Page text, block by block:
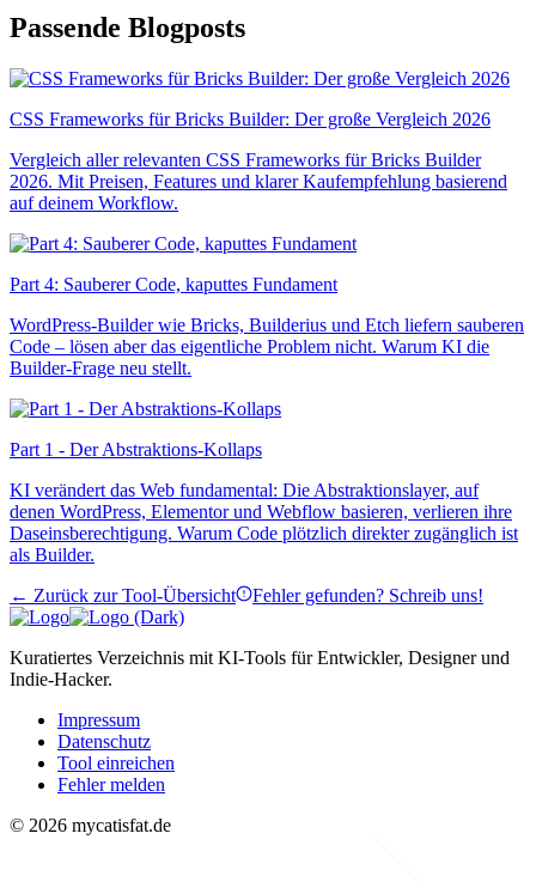
Passende Blogposts
CSS Frameworks für Bricks Builder: Der große Vergleich 2026
Vergleich aller relevanten CSS Frameworks für Bricks Builder
2026. Mit Preisen, Features und klarer Kaufempfehlung basierend
auf deinem Workflow.
Part 4: Sauberer Code, kaputtes Fundament
WordPress-Builder wie Bricks, Builderius und Etch liefern sauberen
Code – lösen aber das eigentliche Problem nicht. Warum KI die
Builder-Frage neu stellt.
Part 1 - Der Abstraktions-Kollaps
KI verändert das Web fundamental: Die Abstraktionslayer, auf
denen WordPress, Elementor und Webflow basieren, verlieren ihre
Daseinsberechtigung. Warum Code plötzlich direkter zugänglich ist
als Builder.
← Zurück zur Tool-Übersicht
Fehler gefunden? Schreib uns!
Kuratiertes Verzeichnis mit KI-Tools für Entwickler, Designer und
Indie-Hacker.
Impressum
Datenschutz
Tool einreichen
Fehler melden
© 2026 mycatisfat.de